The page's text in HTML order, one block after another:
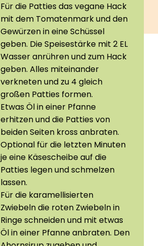
Für die Patties das vegane Hack
mit dem Tomatenmark und den
Gewürzen in eine Schüssel
geben. Die Speisestärke mit 2 EL
Wasser anrühren und zum Hack
geben. Alles miteinander
verkneten und zu 4 gleich
großen Patties formen.
Etwas Öl in einer Pfanne
erhitzen und die Patties von
beiden Seiten kross anbraten.
Optional für die letzten Minuten
je eine Käsescheibe auf die
Patties legen und schmelzen
lassen.
Für die karamellisierten
Zwiebeln die roten Zwiebeln in
Ringe schneiden und mit etwas
Öl in einer Pfanne anbraten. Den